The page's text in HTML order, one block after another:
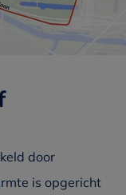
door
is opgericht